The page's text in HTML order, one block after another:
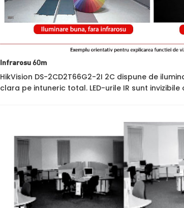
Infrarosu 60m
HikVision DS-2CD2T66G2-2I 2C dispune de
clara pe intuneric total. LED-urile IR sunt